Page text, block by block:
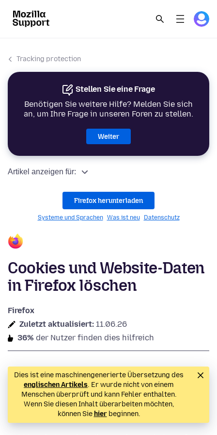
Tracking protection
Stellen Sie eine Frage
Benötigen Sie weitere Hilfe? Melden Sie sich
an, um Ihre Frage in unseren Foren zu stellen.
Weiter
Artikel anzeigen für:
Firefox herunterladen
Systeme und Sprachen Was ist neu Datenschutz
Cookies und Website-Daten
in Firefox löschen
Firefox
Zuletzt aktualisiert: 11.06.26
36% der Nutzer finden dies hilfreich
Dies ist eine maschinengenerierte Übersetzung des
englischen Artikels. Er wurde nicht von einem
Menschen überprüft und kann Fehler enthalten.
Wenn Sie diesen Inhalt überarbeiten möchten,
können Sie hierbeginnen.